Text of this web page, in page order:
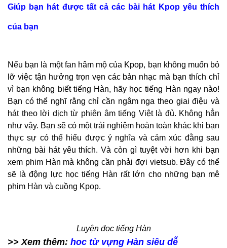
Giúp bạn hát được tất cả các bài hát Kpop yêu thích
của bạn
Nếu bạn là một fan hâm mộ của Kpop, bạn không muốn bỏ
lỡ việc tận hưởng trọn vẹn các bản nhạc mà bạn thích chỉ
vì bạn không biết tiếng Hàn, hãy học tiếng Hàn ngay nào!
Bạn có thể nghĩ rằng chỉ cần ngâm nga theo giai điệu và
hát theo lời dịch từ phiên âm tiếng Việt là đủ. Không hẳn
như vậy. Bạn sẽ có một trải nghiệm hoàn toàn khác khi bạn
thực sự có thể hiểu được ý nghĩa và cảm xúc đằng sau
những bài hát yêu thích. Và còn gì tuyệt vời hơn khi bạn
xem phim Hàn mà không cần phải đợi vietsub. Đây có thể
sẽ là động lực học tiếng Hàn rất lớn cho những bạn mê
phim Hàn và cuồng Kpop.
Luyện đọc tiếng Hàn
>> Xem thêm: hoc từ vựng Hàn siêu dễ